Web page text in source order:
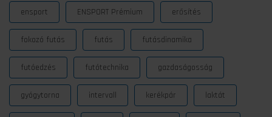
ensport ENSPORT Prémium erősítés
fokozó futás futás futásdinamika
futóedzés futótechnika gazdaságosság
gyógytorna intervall kerékpár laktát